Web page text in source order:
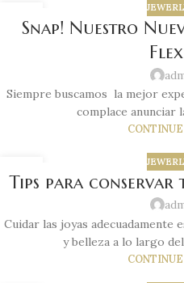
06
AUG
Snap! Nuestro
Siempre buscamos la mejor
complace anunciar
05
AUG
Tips para conservar
Cuidar las joyas
y belleza a lo largo